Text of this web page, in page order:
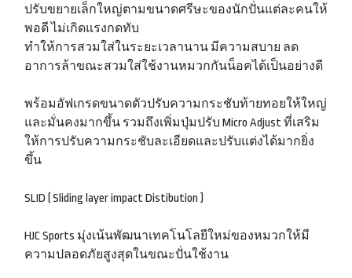
ปรับขยายเล็กใหญ่ตามขนาดศรีษะของนักปั่นแต่ละคนให้
พอดี ไม่เกิดแรงกดทับ
ทำให้การสวมใส่ในระยะเวลานาน มีความสบาย ลด
อาการล้าขณะสวมใส่ใช้งานหมวกกันน็อคได้เป็นอย่างดี
พร้อมอัฟเกรดขนาดตัวปรับความกระชับท้ายทอยให้ใหญ่
และมั่นคงมากขึ้น รวมถึงเพิ่มปุ่มปรับ Micro Adjust ที่เสริม
ให้การปรับความกระชับละเอียดและปรับแต่งได้มากยิ่ง
ขึ้น
SLID ( Sliding layer impact Distibution )
HJC Sports มุ่งเน้นพัฒนาเทคโนโลยีใหม่ของหมวกให้มี
ความปลอดภัยสูงสุดในขณะปั่นใช้งาน